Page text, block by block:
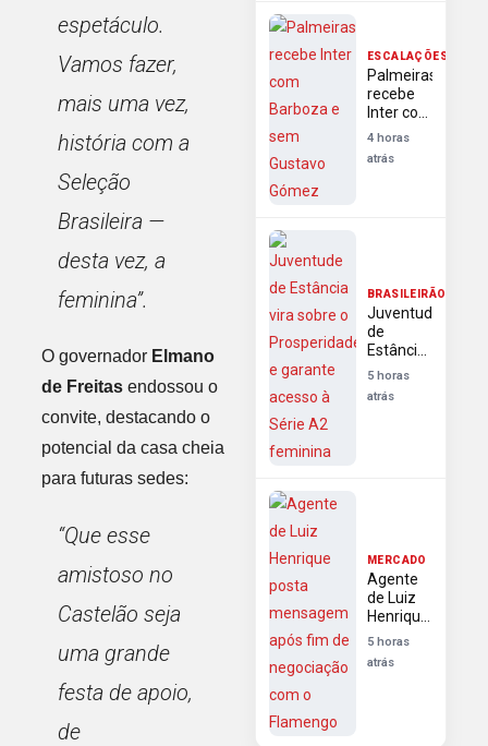
espetáculo.
Vamos fazer,
mais uma vez,
história com a
Seleção
Brasileira —
desta vez, a
feminina”.
O governador Elmano
de Freitasendossou o
convite, destacando o
potencial da casa cheia
para futuras sedes:
“Que esse
amistoso no
Castelão seja
uma grande
festa de apoio,
de
ESCALAÇÕES
Palmeiras
recebe
Inter com
Barboza
Gustavo
4 horas
atrás
BRASILEIRÃO
Juventude
de
Estância
vira
sobre o
Prosperidade
5 horas
atrás
MERCADO
Agente
de Luiz
Henrique
posta
após fim
5 horas
atrás